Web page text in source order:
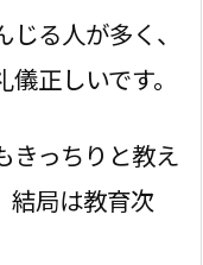
る人が多く、
正しいです。
きっちりと教え
結局は教育次